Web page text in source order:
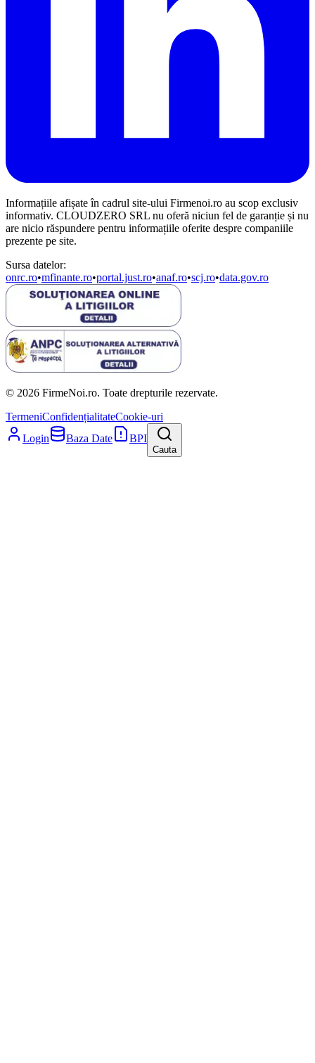
Informațiile afișate în cadrul site-ului Firmenoi.ro au scop exclusiv
informativ. CLOUDZERO SRL nu oferă niciun fel de garanție și nu
are nicio răspundere pentru informațiile oferite despre companiile
prezente pe site.
Sursa datelor:
onrc.ro•mfinante.ro•portal.just.ro•anaf.ro•scj.ro•data.gov.ro
© 2026 FirmeNoi.ro. Toate drepturile rezervate.
TermeniConfidențialitateCookie-uri
Login
Baza Date BPI
Cauta